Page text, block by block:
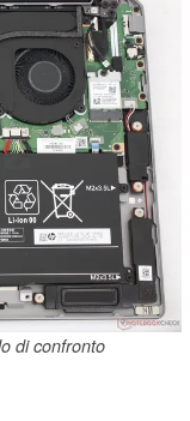
di confronto